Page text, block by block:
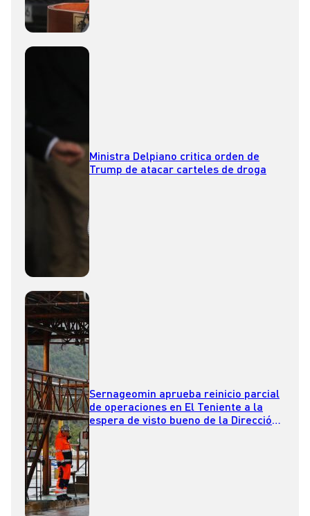
Ministra Delpiano critica orden de
Trump de atacar carteles de droga
Sernageomin aprueba reinicio parcial
de operaciones en El Teniente a la
espera de visto bueno de la Dirección